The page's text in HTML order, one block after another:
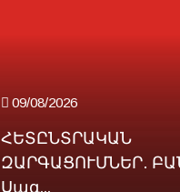
09/08/2026
ՀԵՏԸՆՏՐԱԿԱՆ
ԶԱՐԳԱՑՈՒՄՆԵՐ․